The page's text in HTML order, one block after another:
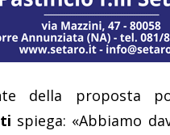
della proposta
spiega: «Abbiamo